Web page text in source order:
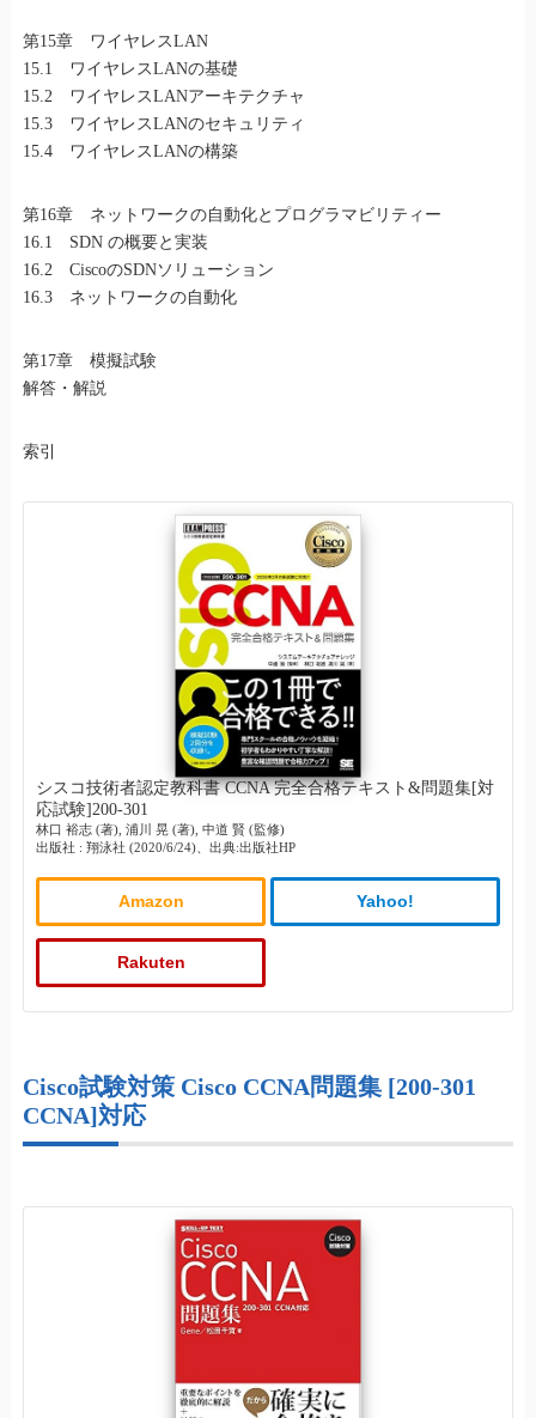
第15章 ワイヤレスLAN
15.1 ワイヤレスLANの基礎
15.2 ワイヤレスLANアーキテクチャ
15.3 ワイヤレスLANのセキュリティ
15.4 ワイヤレスLANの構築
第16章 ネットワークの自動化とプログラマビリティー
16.1 SDN の概要と実装
16.2 CiscoのSDNソリューション
16.3 ネットワークの自動化
第17章 模擬試験
解答・解説
索引
シスコ技術者認定教科書 CCNA 完全合格テキスト&問題集[対
応試験]200-301
林口 裕志 (著), 浦川 晃 (著), 中道 賢 (監修)
出版社 : 翔泳社 (2020/6/24)、出典:出版社HP
Amazon Yahoo!
Rakuten
Cisco試験対策 Cisco CCNA問題集 [200-301
CCNA]対応